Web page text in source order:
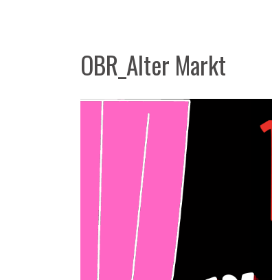
OBR_Alter Markt